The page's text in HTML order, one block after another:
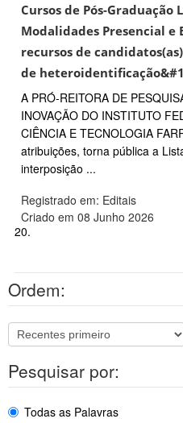
Cursos de Pós-Graduação
Modalidades Presencial e
recursos de
de
A PRÓ-REITORA DE
INOVAÇÃO DO INSTITUTO
CIÊNCIA E TECNOLOGIA
atribuições, torna pública a
interposição ...
Registrado em: Editais
Criado em 08 Junho 2026
20.
Ordem:
Pesquisar por:
Todas as Palavras